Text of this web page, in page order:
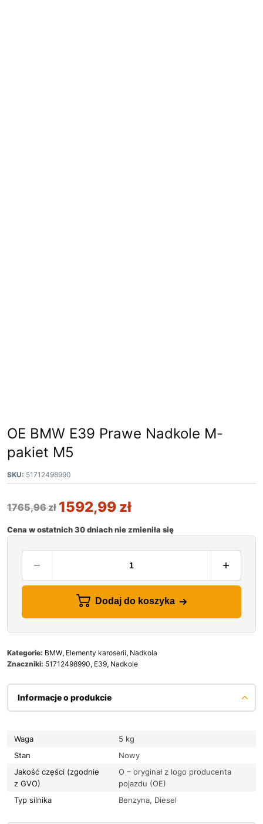
OE BMW E39 Prawe Nadkole M-
pakiet M5
SKU: 51712498990
1765,96zł 1592,99 zł
Cena w ostatnich 30 dniach nie zmieniła się
Dodaj do koszyka
Kategorie: BMW, Elementy karoserii, Nadkola
Znaczniki: 51712498990, E39, Nadkole
Informacje o produkcie
Waga
5 kg
Stan
Nowy
Jakość części (zgodnie
z GVO)
O – oryginał z logo producenta
pojazdu (OE)
Typ silnika
Benzyna, Diesel